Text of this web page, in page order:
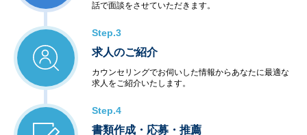
話で面談をさせていただきます。
Step.3
求人のご紹介
カウンセリングでお伺いした情報からあなたに最適な
求人をご紹介いたします。
Step.4
書類作成・応募・推薦